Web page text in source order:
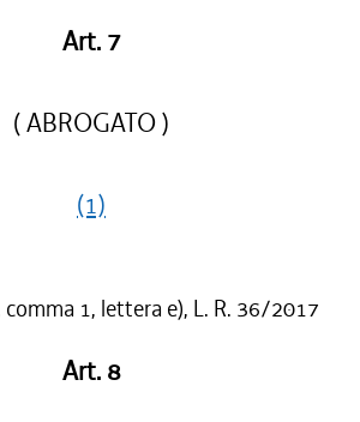
Art. 7
( ABROGATO )
(1)
1, lettera e), L. R. 36/2017
Art. 8